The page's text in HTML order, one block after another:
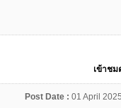
เข้าชม
Post Date : 01 April